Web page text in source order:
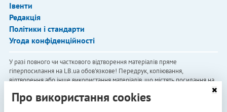
Івенти
Редакція
Політики і стандарти
Угода конфіденційності
У разі повного чи часткового відтворення матеріалів пряме
гіперпосилання на LB.ua обов'язкове! Передрук, копіювання,
відтворення або інше використання матеріалів, що містять посилання на
Матеріали, які розміщуються на сайті з позначкою "Реклама" / "Новини
Про використання cookies